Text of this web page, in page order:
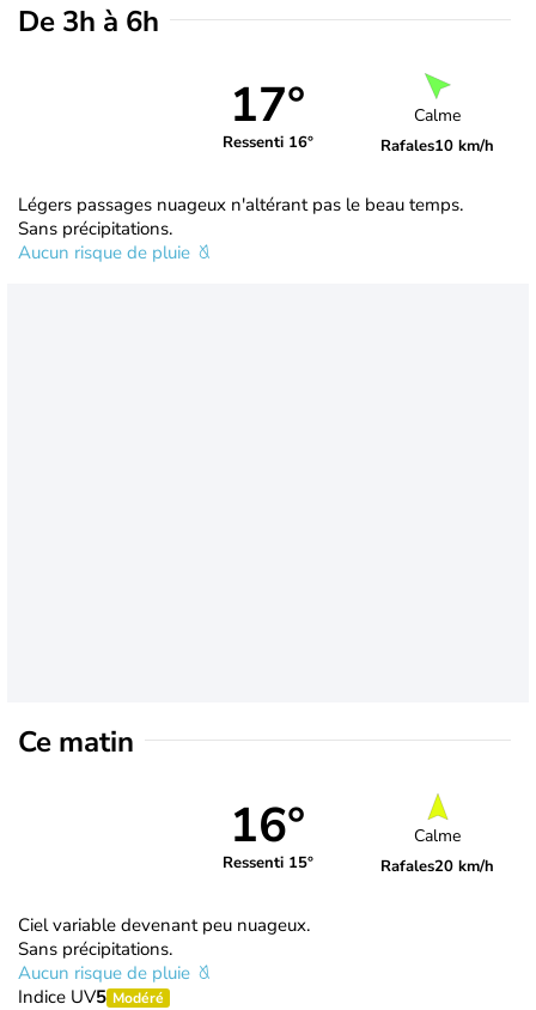
De 3h à 6h
17°
Ressenti 16°
Calme
Rafales10 km/h
Légers passages nuageux n'altérant pas le beau temps.
Sans précipitations.
Aucun risque de pluie
Ce matin
16°
Ressenti 15°
Calme
Rafales20 km/h
Ciel variable devenant peu nuageux.
Sans précipitations.
Aucun risque de pluie
Indice UV5 Modéré